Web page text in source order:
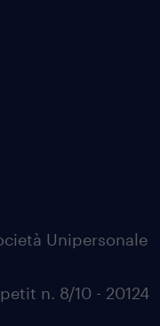
Unipersonale
n. 8/10 - 20124